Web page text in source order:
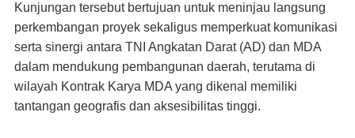
Kunjungan tersebut bertujuan untuk meninjau langsung
perkembangan proyek sekaligus memperkuat komunikasi
serta sinergi antara TNI Angkatan Darat (AD) dan MDA
dalam mendukung pembangunan daerah, terutama di
wilayah Kontrak Karya MDA yang dikenal memiliki
tantangan geografis dan aksesibilitas tinggi.